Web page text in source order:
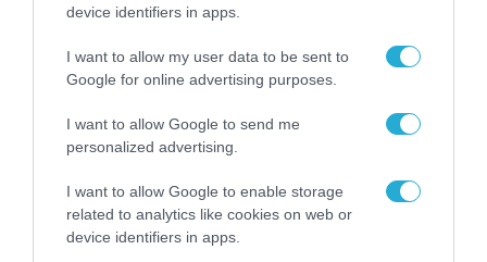
device identifiers in apps.
I want to allow my user data to be sent to
Google for online advertising purposes.
I want to allow Google to send me
personalized advertising.
I want to allow Google to enable storage
related to analytics like cookies on web or
device identifiers in apps.
ΡΟΗ ΕΙΔΗΣΕΩΝ
Το χρηματοδοτούμενο
από την ΕΕ έργο “The